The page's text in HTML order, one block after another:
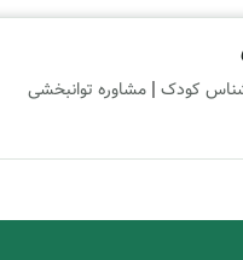
کودک | مشاوره توانبخشی